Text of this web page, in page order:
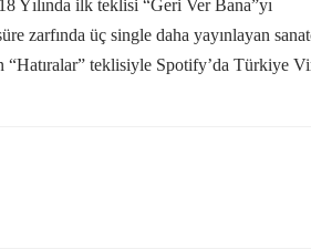
Yılında ilk teklisi “Geri Ver Bana”yı
zarfında üç single daha yayınlayan
“Hatıralar” teklisiyle Spotify’da Türkiye